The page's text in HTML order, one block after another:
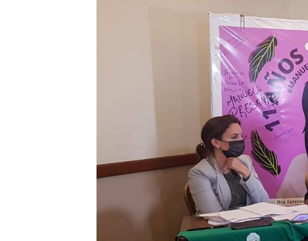
luego condenada injustamente a prisión. La Corte
criminalizado a varias mujeres que han tenido